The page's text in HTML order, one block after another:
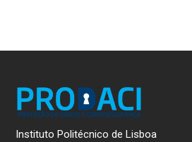
Instituto Politécnico de Lisboa